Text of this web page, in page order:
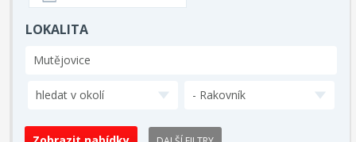
LOKALITA
hledat v okolí - Rakovník